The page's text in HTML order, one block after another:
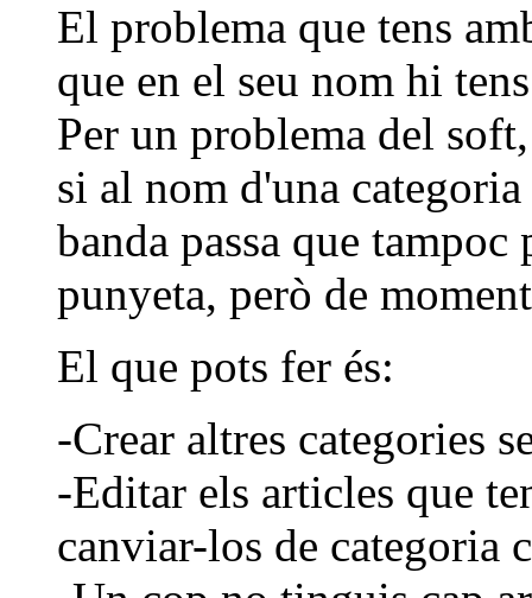
El problema que tens
que en el seu nom hi
Per un problema del
si al nom d'una
banda passa que
punyeta, però de
El que pots fer és:
-Crear altres categories
-Editar els articles que
canviar-los de categoria